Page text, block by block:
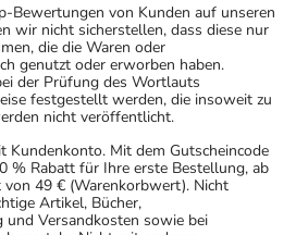
Bewertungen von Kunden auf unseren
wir nicht sicherstellen, dass diese nur
die die Waren oder
genutzt oder erworben haben.
der Prüfung des Wortlauts
festgestellt werden, die insoweit zu
nicht veröffentlicht.
Kundenkonto. Mit dem Gutscheincode
% Rabatt für Ihre erste Bestellung, ab
49 € (Warenkorbwert). Nicht
Artikel, Bücher,
Versandkosten sowie bei